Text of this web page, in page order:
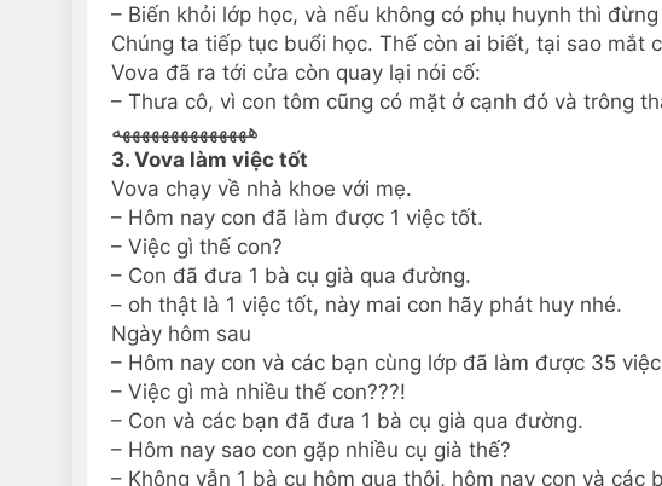
– Biến khỏi lớp học, và nếu không có phụ huynh thì
Chúng ta tiếp tục buổi học. Thế còn ai biết, tại sao mắt
Vova đã ra tới cửa còn quay lại nói cố:
– Thưa cô, vì con tôm cũng có mặt ở cạnh đó và trông
ههههههههههههههه
3. Vova làm việc tốt
Vova chạy về nhà khoe với mẹ.
– Hôm nay con đã làm được 1 việc tốt.
– Việc gì thế con?
– Con đã đưa 1 bà cụ già qua đường.
– oh thật là 1 việc tốt, này mai con hãy phát huy nhé.
Ngày hôm sau
– Hôm nay con và các bạn cùng lớp đã làm được 35
– Việc gì mà nhiều thế con???!
– Con và các bạn đã đưa 1 bà cụ già qua đường.
– Hôm nay sao con gặp nhiều cụ già thế?
– Không vẫn 1 bà cụ hôm qua thôi, hôm nay con và